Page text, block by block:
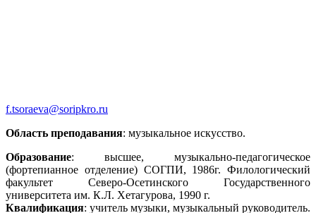
f.tsoraeva@soripkro.ru
Область преподавания: музыкальное искусство.
Образование: высшее, музыкально-педагогическое
(фортепианное отделение) СОГПИ, 1986г. Филологический
факультет Северо-Осетинского Государственного
университета им. К.Л. Хетагурова, 1990 г.
Квалификация: учитель музыки, музыкальный руководитель.